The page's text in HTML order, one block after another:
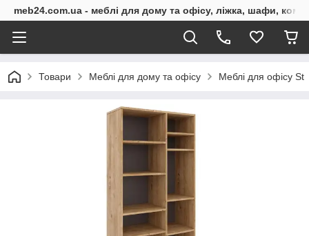
meb24.com.ua - меблі для дому та офісу, ліжка, шафи,
Товари Меблі для дому та офісу Меблі для офісу St